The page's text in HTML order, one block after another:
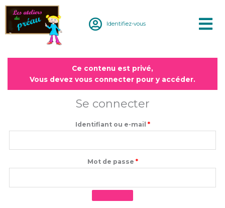
Aller
contenu
Identifiez-vous
Ce contenu est privé,
Vous devez vous connecter pour y accéder.
Se connecter
Identifiant ou e-mail *
Mot de passe *
Obligatoire